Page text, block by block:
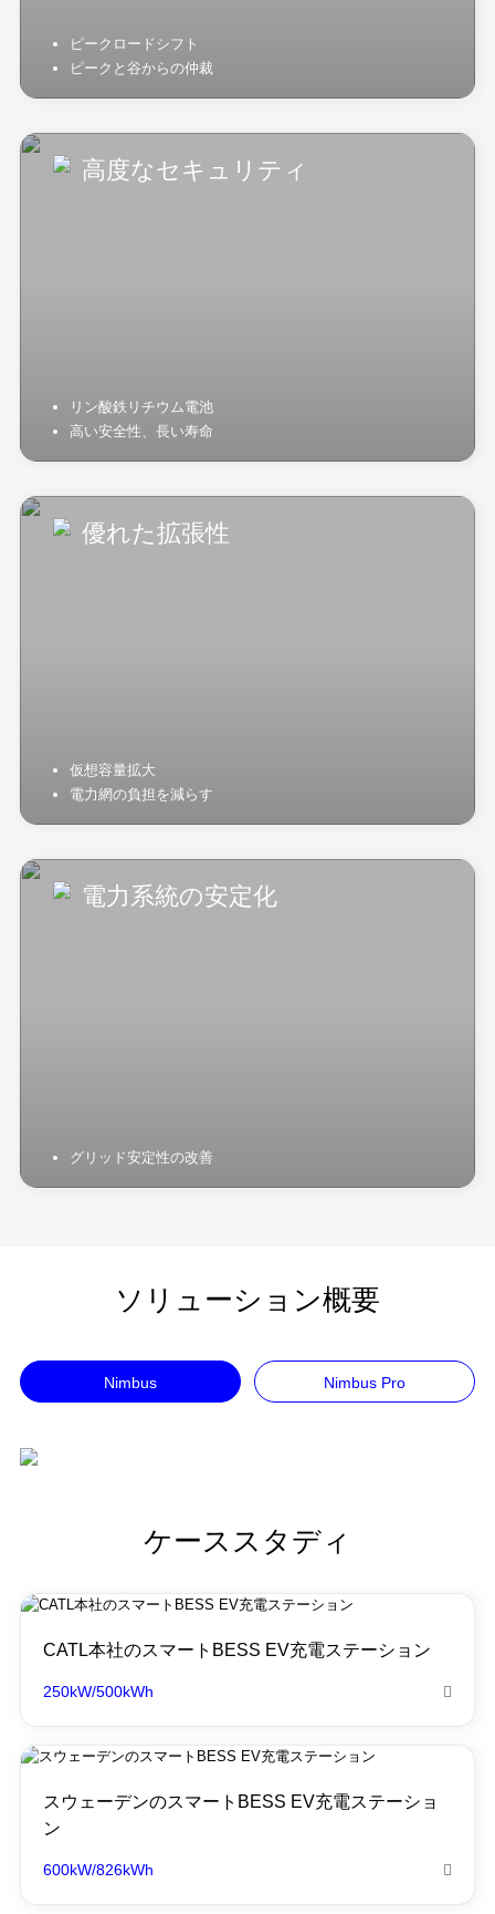
ピークロードシフト
ピークと谷からの仲裁
高度なセキュリティ
リン酸鉄リチウム電池
高い安全性、長い寿命
優れた拡張性
仮想容量拡大
電力網の負担を減らす
電力系統の安定化
グリッド安定性の改善
ソリューション概要
Nimbus Nimbus Pro
ケーススタディ
CATL本社のスマートBESS EV充電ステーション
250kW/500kWh 
スウェーデンのスマートBESS EV充電ステーショ
ン
600kW/826kWh 